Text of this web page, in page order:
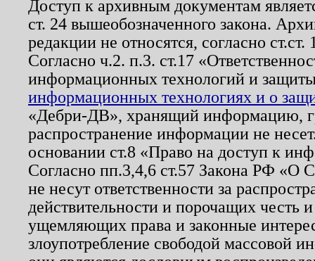
Доступ к архивным документам
ст. 24 вышеобозначенного закона.
редакции не относятся, согласно
Согласно ч.2. п.3. ст.17
информационных технологий и
информационных технологиях и о
«Дебри-ДВ», хранящий информацию,
распространение информации не
основании ст.8 «Право на доступ к
Согласно пп.3,4,6 ст.57 Закона РФ «О
не несут ответственности за
действительности и порочащих честь
ущемляющих права и законные
злоупотребление свободой массовой